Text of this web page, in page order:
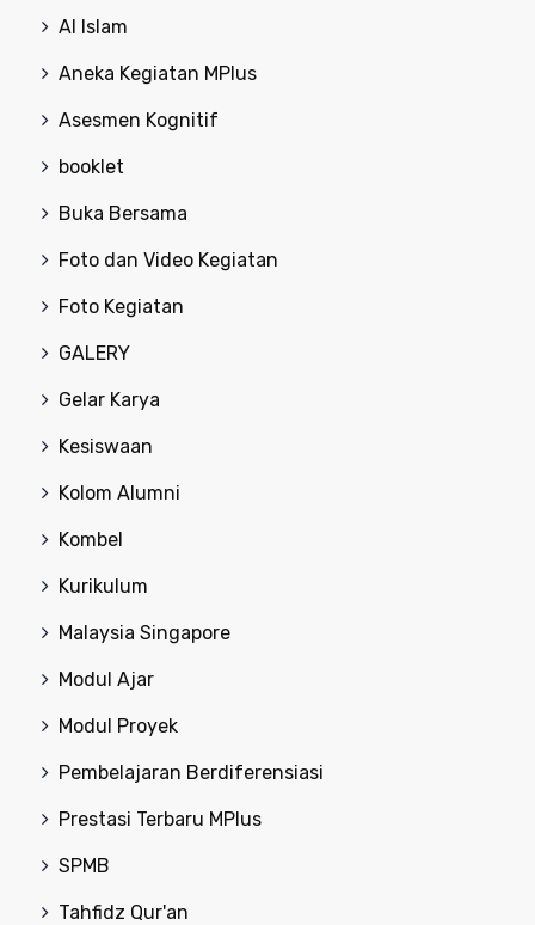
Al Islam
Aneka Kegiatan MPlus
Asesmen Kognitif
booklet
Buka Bersama
Foto dan Video Kegiatan
Foto Kegiatan
GALERY
Gelar Karya
Kesiswaan
Kolom Alumni
Kombel
Kurikulum
Malaysia Singapore
Modul Ajar
Modul Proyek
Pembelajaran Berdiferensiasi
Prestasi Terbaru MPlus
SPMB
Tahfidz Qur'an